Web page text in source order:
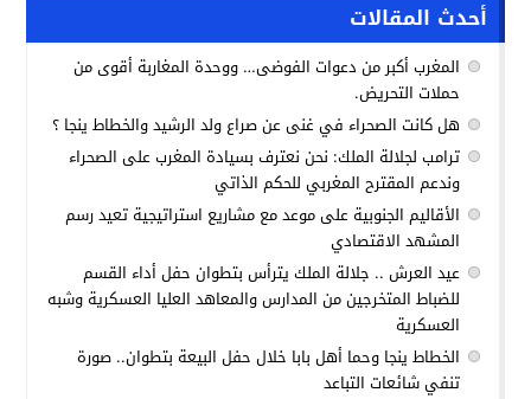
أحدث المقالات
المغرب أكبر من دعوات الفوضى… ووحدة المغاربة أقوى من
حملات التحريض.
هل كانت الصحراء في غنى عن صراع ولد الرشيد والخطاط ينجا ؟
ترامب لجلالة الملك: نحن نعترف بسيادة المغرب على الصحراء
وندعم المقترح المغربي للحكم الذاتي
الأقاليم الجنوبية على موعد مع مشاريع استراتيجية تعيد رسم
المشهد الاقتصادي
عيد العرش .. جلالة الملك يترأس بتطوان حفل أداء القسم
للضباط المتخرجين من المدارس والمعاهد العليا العسكرية وشبه
العسكرية
الخطاط ينجا وحما أهل بابا خلال حفل البيعة بتطوان.. صورة
تنفي شائعات التباعد